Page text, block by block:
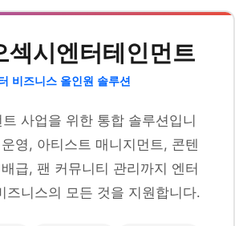
섹시엔터테인먼트
비즈니스 올인원 솔루션
사업을 위한 통합 솔루션입니
영, 아티스트 매니지먼트, 콘텐
급, 팬 커뮤니티 관리까지 엔터
즈니스의 모든 것을 지원합니다.